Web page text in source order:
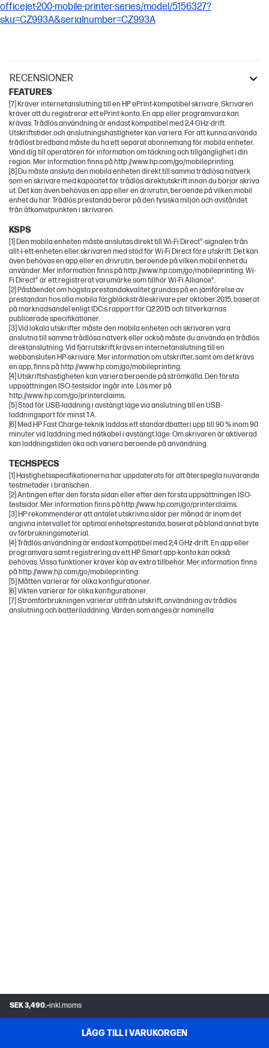
SEK 3,490.-inkl.moms
LÄGG TILL I VARUKORGEN
officejet-200-mobile-printer-series/model/5156327?
sku=CZ993A&serialnumber=CZ993A
RECENSIONER
FEATURES
[7] Kräver internetanslutning till en HP ePrint-kompatibel skrivare. Skrivaren
kräver att du registrerar ett ePrint-konto. En app eller programvara kan
krävas. Trådlös användning är endast kompatibel med 2,4 GHz-drift.
Utskriftstider och anslutningshastigheter kan variera. För att kunna använda
trådlöst bredband måste du ha ett separat abonnemang för mobila enheter.
Vänd dig till operatören för information om täckning och tillgänglighet i din
region. Mer information finns på http://www.hp.com/go/mobileprinting.
[8] Du måste ansluta den mobila enheten direkt till samma trådlösa nätverk
som en skrivare med kapacitet för trådlös direktutskrift innan du börjar skriva
ut. Det kan även behövas en app eller en drivrutin, beroende på vilken mobil
enhet du har. Trådlös prestanda beror på den fysiska miljön och avståndet
från åtkomstpunkten i skrivaren.
KSPS
[1] Den mobila enheten måste anslutas direkt till Wi-Fi Direct®-signalen från
allt-i-ett-enheten eller skrivaren med stöd för Wi-Fi Direct före utskrift. Det kan
även behövas en app eller en drivrutin, beroende på vilken mobil enhet du
använder. Mer information finns på http://www.hp.com/go/mobileprinting. Wi-
Fi Direct® är ett registrerat varumärke som tillhör Wi-Fi Alliance®.
[2] Påståendet om högsta prestandakvalitet grundas på en jämförelse av
prestandan hos alla mobila färgbläckstråleskrivare per oktober 2015, baserat
på marknadsandel enligt IDC:s rapport för Q2 2015 och tillverkarnas
publicerade specifikationer.
[3] Vid lokala utskrifter måste den mobila enheten och skrivaren vara
anslutna till samma trådlösa nätverk eller också måste du använda en trådlös
direktanslutning. Vid fjärrutskrift krävs en internetanslutning till en
webbansluten HP-skrivare. Mer information om utskrifter, samt om det krävs
en app, finns på http://www.hp.com/go/mobileprinting.
[4] Utskriftshastigheten kan variera beroende på strömkälla. Den första
uppsättningen ISO-testsidor ingår inte. Läs mer på
http://www.hp.com/go/printerclaims.
[5] Stöd för USB-laddning i avstängt läge via anslutning till en USB-
laddningsport för minst 1 A.
[6] Med HP Fast Charge-teknik laddas ett standardbatteri upp till 90 % inom 90
minuter vid laddning med nätkabel i avstängt läge. Om skrivaren är aktiverad
kan laddningstiden öka och variera beroende på användning.
TECHSPECS
[1] Hastighetsspecifikationerna har uppdaterats för att återspegla nuvarande
testmetoder i branschen.
[2] Antingen efter den första sidan eller efter den första uppsättningen ISO-
testsidor. Mer information finns på http://www.hp.com/go/printerclaims.
[3] HP rekommenderar att antalet utskrivna sidor per månad är inom det
angivna intervallet för optimal enhetsprestanda, baserat på bland annat byte
av förbrukningsmaterial.
[4] Trådlös användning är endast kompatibel med 2,4 GHz-drift. En app eller
programvara samt registrering av ett HP Smart app-konto kan också
behövas. Vissa funktioner kräver köp av extra tillbehör. Mer information finns
på http://www.hp.com/go/mobileprinting.
[5] Måtten varierar för olika konfigurationer.
[6] Vikten varierar för olika konfigurationer.
[7] Strömförbrukningen varierar utifrån utskrift, användning av trådlös
anslutning och batteriladdning. Värden som anges är nominella.